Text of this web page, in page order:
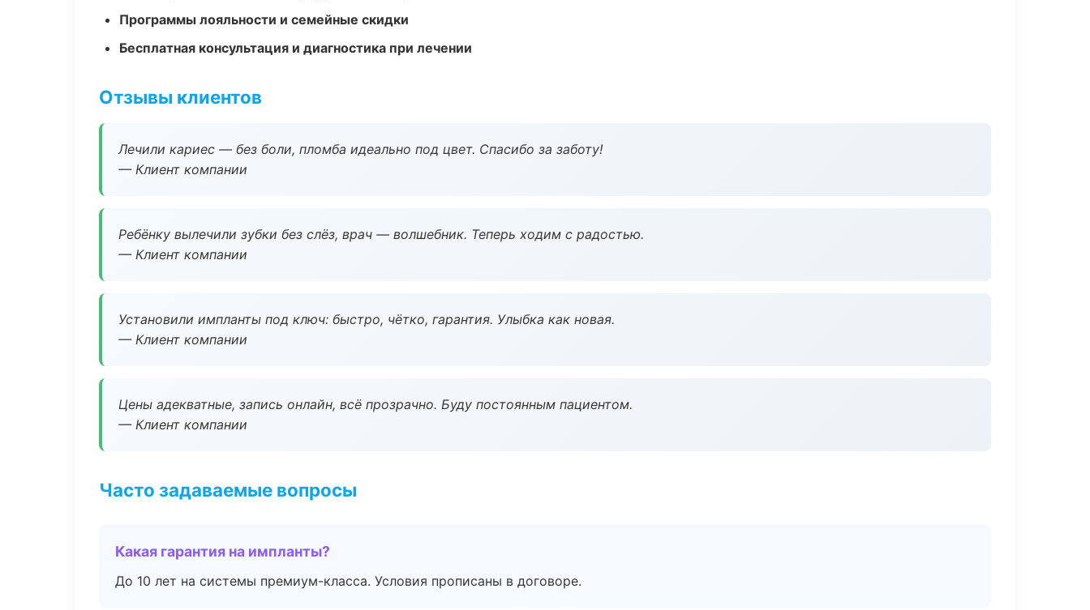
Программы лояльности и семейные скидки
Бесплатная консультация и диагностика при лечении
Отзывы клиентов
Лечили кариес — без боли, пломба идеально под цвет. Спасибо за заботу!
— Клиент компании
Ребёнку вылечили зубки без слёз, врач — волшебник. Теперь ходим с радостью.
— Клиент компании
Установили импланты под ключ: быстро, чётко, гарантия. Улыбка как новая.
— Клиент компании
Цены адекватные, запись онлайн, всё прозрачно. Буду постоянным пациентом.
— Клиент компании
Часто задаваемые вопросы
Какая гарантия на импланты?
До 10 лет на системы премиум-класса. Условия прописаны в договоре.